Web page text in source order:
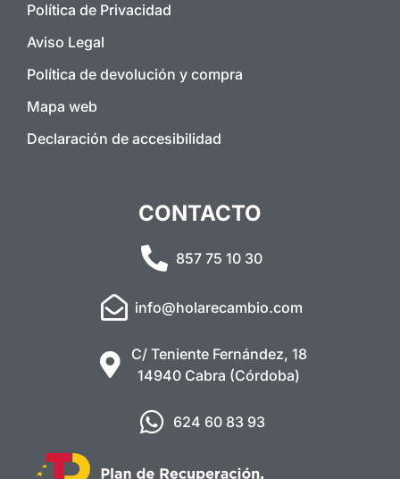
Política de Privacidad
Aviso Legal
Política de devolución y compra
Mapa web
Declaración de accesibilidad
CONTACTO
857 75 10 30
info@holarecambio.com
C/ Teniente Fernández, 18
14940 Cabra (Córdoba)
624 60 83 93